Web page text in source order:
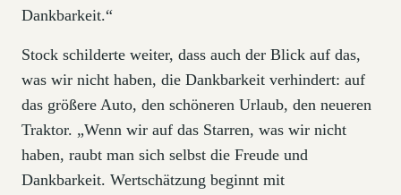
Dankbarkeit.“
Stock schilderte weiter, dass auch der Blick auf das,
was wir nicht haben, die Dankbarkeit verhindert: auf
das größere Auto, den schöneren Urlaub, den neueren
Traktor. „Wenn wir auf das Starren, was wir nicht
haben, raubt man sich selbst die Freude und
Dankbarkeit. Wertschätzung beginnt mit